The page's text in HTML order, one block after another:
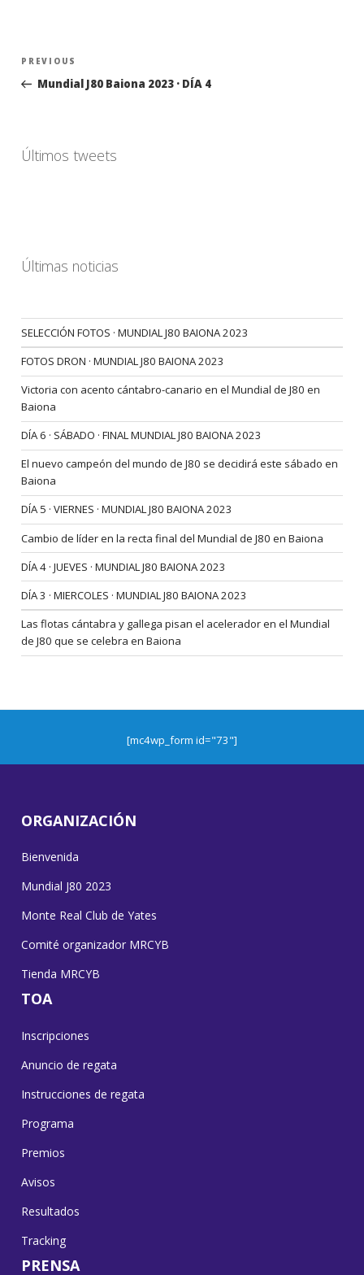
Navegación
entradas
Previous
Post
PREVIOUS
Mundial J80 Baiona 2023 · DÍA 4
Últimos tweets
Últimas noticias
SELECCIÓN FOTOS · MUNDIAL J80 BAIONA 2023
FOTOS DRON · MUNDIAL J80 BAIONA 2023
Victoria con acento cántabro-canario en el Mundial de J80 en
Baiona
DÍA 6 · SÁBADO · FINAL MUNDIAL J80 BAIONA 2023
El nuevo campeón del mundo de J80 se decidirá este sábado en
Baiona
DÍA 5 · VIERNES · MUNDIAL J80 BAIONA 2023
Cambio de líder en la recta final del Mundial de J80 en Baiona
DÍA 4 · JUEVES · MUNDIAL J80 BAIONA 2023
DÍA 3 · MIERCOLES · MUNDIAL J80 BAIONA 2023
Las flotas cántabra y gallega pisan el acelerador en el Mundial
de J80 que se celebra en Baiona
[mc4wp_form id="73"]
ORGANIZACIÓN
Bienvenida
Mundial J80 2023
Monte Real Club de Yates
Comité organizador MRCYB
Tienda MRCYB
TOA
Inscripciones
Anuncio de regata
Instrucciones de regata
Programa
Premios
Avisos
Resultados
Tracking
PRENSA